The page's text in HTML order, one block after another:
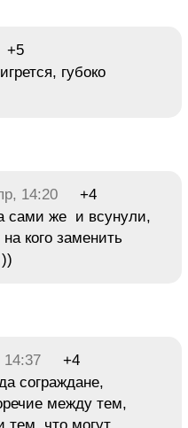
+5
губоко
14:20
+4
сами же и всунули,
кого заменить
14:37
+4
сограждане,
между тем,
тем, что могут